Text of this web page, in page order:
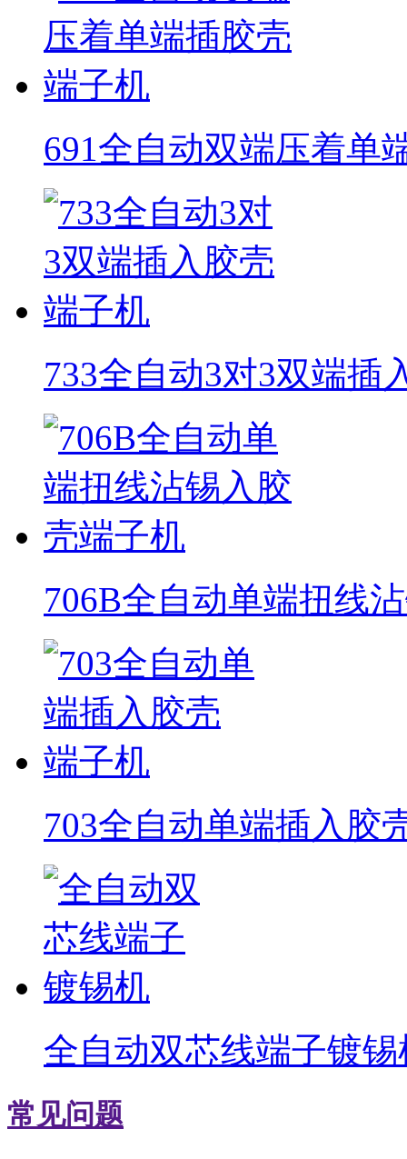
691全自动双端压着单
733全自动3对3双端插
706B全自动单端扭线
703全自动单端插入胶
全自动双芯线端子镀锡
常见问题